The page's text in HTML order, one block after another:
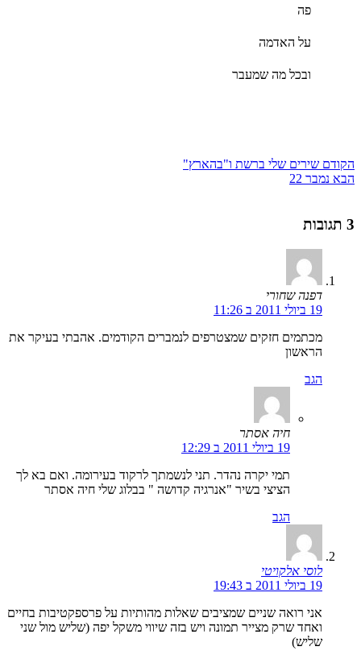
פה
על האדמה
ובכל מה שמעבר
הקודם שירים שלי ברשת ו"בהארץ"
הבא נמבר 22
3 תגובות
דפנה שחורי
19 ביולי 2011 ב 11:26
מכתמים חזקים שמצטרפים לנמברים הקודמים. אהבתי בעיקר את
הראשון
הגב
חיה אסתר
19 ביולי 2011 ב 12:29
תמי יקרה נהדר. תני לנשמתך לרקוד בעירומה. ואם בא לך
הציצי בשיר "אנרגיה קדושה " בבלוג שלי חיה אסתר
הגב
לוסי אלקויטי
19 ביולי 2011 ב 19:43
אני רואה שניים שמציבים שאלות מהותיות על פרספקטיבות בחיים
ואחד שרק מצייר תמונה ויש בזה שיווי משקל יפה (שליש מול שני
שליש)